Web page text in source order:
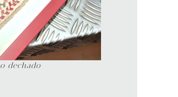
dechado